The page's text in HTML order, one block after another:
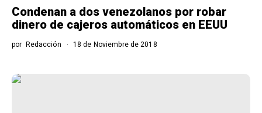
Condenan a dos venezolanos por robar
dinero de cajeros automáticos en EEUU
por Redacción 18 de Noviembre de 2018